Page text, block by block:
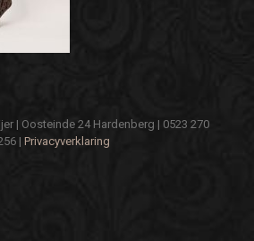
| Oosteinde 24 Hardenberg | 0523 270
| Privacyverklaring